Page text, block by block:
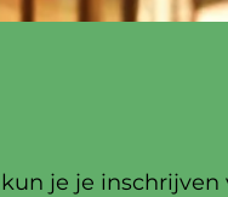
je je inschrijven